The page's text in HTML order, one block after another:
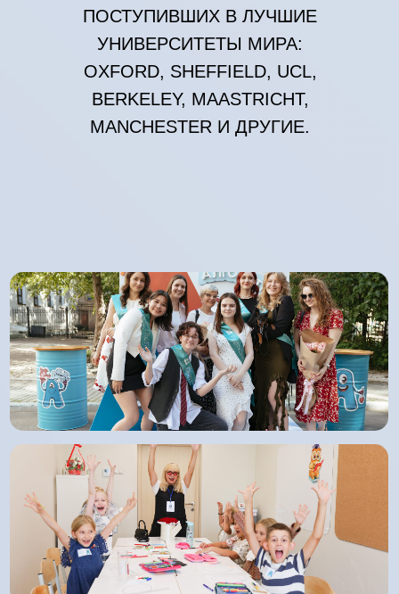
ПОСТУПИВШИХ В ЛУЧШИЕ
УНИВЕРСИТЕТЫ МИРА:
OXFORD, SHEFFIELD, UCL,
BERKELEY, MAASTRICHT,
MANCHESTER И ДРУГИЕ.